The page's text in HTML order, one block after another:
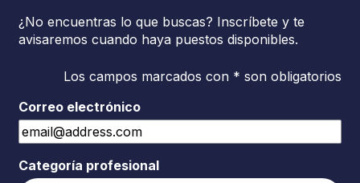
¿No encuentras lo que buscas? Inscríbete y te
avisaremos cuando haya puestos disponibles.
Los campos marcados con * son obligatorios
Correo electrónico
Categoría profesional